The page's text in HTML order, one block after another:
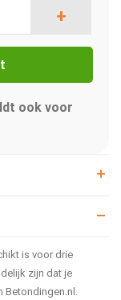
+
ook voor
is voor drie
zijn dat je
Betondingen.nl.